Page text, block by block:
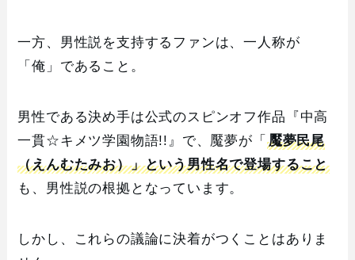
一方、男性説を支持するファンは、一人称が
「俺」であること。
男性である決め手は公式のスピンオフ作品『中高
一貫☆キメツ学園物語!!』で、魘夢が「 魘夢民尾
（えんむたみお）」という男性名で登場すること
も、男性説の根拠となっています。
しかし、これらの議論に決着がつくことはありま